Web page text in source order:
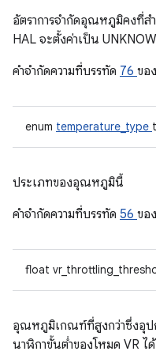
อัตราการจำกัดอุณหภูมิคงที่
HAL จะตั้งค่าเป็น
คําจํากัดความที่บรรทัด 76 ขอ
enum temperature_type
ประเภทของอุณหภูมินี้
คําจํากัดความที่บรรทัด 56 ขอ
float
อุณหภูมิเกณฑ์ที่สูงกว่าซึ่งอุ
นาฬิกาขั้นต่ำของโหมด VR ไ